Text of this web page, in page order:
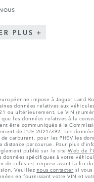
PLUS
impose à Jaguar Land
données relatives aux
ou ultérieurement. Le VIN
les données relatives à la
être communiqués à la
de l’UE 2021/392. Les
carburant, pour les PHEV les
parcourue. Pour plus
publié sur le site Web de
données spécifiques à votre
de refus est requise avant la fin
Veuillez nous contacter si
en fournissant votre VIN et